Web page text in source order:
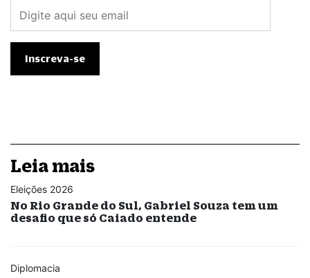
Leia mais
Eleições 2026
No Rio Grande do Sul, Gabriel Souza tem um
desafio que só Caiado entende
Diplomacia